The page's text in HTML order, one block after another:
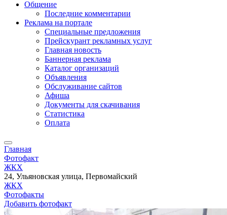
Общение
Последние комментарии
Реклама на портале
Специальные предложения
Прейскурант рекламных услуг
Главная новость
Баннерная реклама
Каталог организаций
Объявления
Обслуживание сайтов
Афиша
Документы для скачивания
Статистика
Оплата
Главная
Фотофакт
ЖКХ
24, Ульяновская улица, Первомайский
ЖКХ
Фотофакты
Добавить фотофакт